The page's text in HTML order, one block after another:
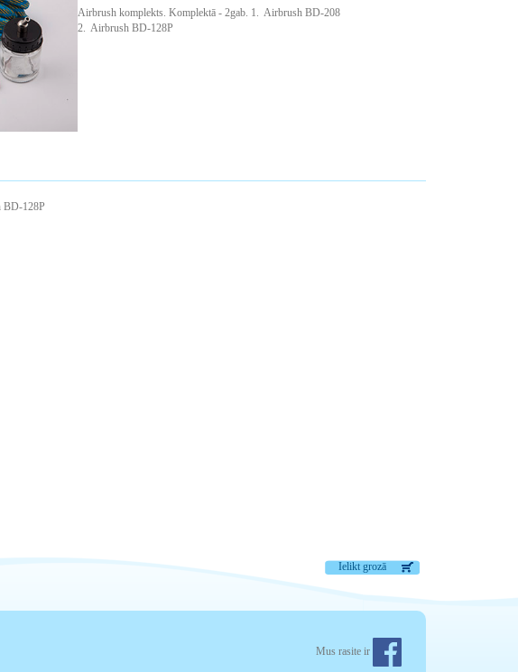
Airbrush komplekts. Komplektā - 2gab. 1. Airbrush BD-208
2. Airbrush BD-128P
128P
Ielikt grozā
Mus rasite ir